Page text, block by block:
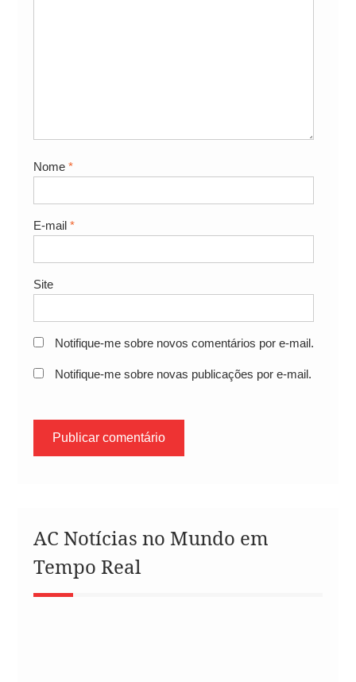
Nome *
E-mail *
Site
Notifique-me sobre novos comentários por e-mail.
Notifique-me sobre novas publicações por e-mail.
AC Notícias no Mundo em
Tempo Real